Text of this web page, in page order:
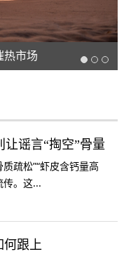
热市场
谣言“掏空”骨量
疏松”“虾皮含钙量高
传。这...
何跟上